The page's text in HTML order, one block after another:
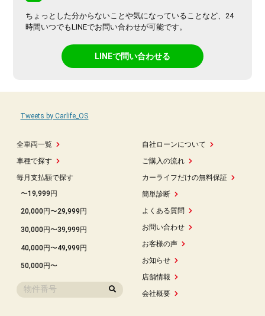
ちょっとした分からないことや気になっていることなど、24
時間いつでもLINEでお問い合わせが可能です。
LINEで問い合わせる
全車両一覧
車種で探す
毎月支払額で探す
〜19,999円
20,000円〜29,999円
30,000円〜39,999円
40,000円〜49,999円
50,000円〜
自社ローンについて
ご購入の流れ
カーライフだけの無料保証
簡単診断
よくある質問
お問い合わせ
お客様の声
お知らせ
店舗情報
会社概要
Tweets by Carlife_OS